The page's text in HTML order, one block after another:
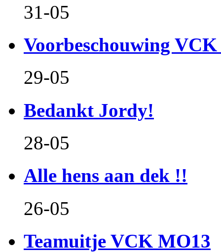
31-05
Voorbeschouwing VCK
29-05
Bedankt Jordy!
28-05
Alle hens aan dek !!
26-05
Teamuitje VCK MO13